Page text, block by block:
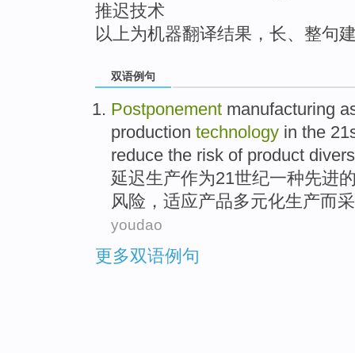
推迟技术
以上为机器翻译结果，长、整句
双语例句
Postponement manufacturing
production technology in the
reduce the risk of product
延迟生产作为21世纪一种先进
风险 ，适应产品多元化生产而
youdao
更多双语例句